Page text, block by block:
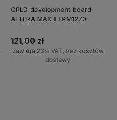
CPLD development board
ALTERA MAX II EPM1270
121,00 zł
zawiera 23% VAT, bez kosztów
dostawy